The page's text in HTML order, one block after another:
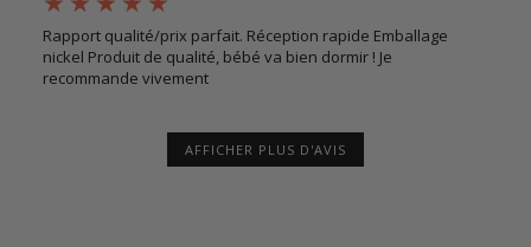
Rapport qualité/prix parfait. Réception rapide Emballage
nickel Produit de qualité, bébé va bien dormir ! Je
recommande vivement
AFFICHER PLUS D'AVIS